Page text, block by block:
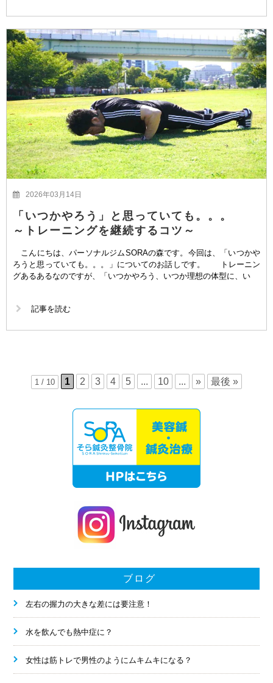
2026年03月14日
「いつかやろう」と思っていても。。。
～トレーニングを継続するコツ～
こんにちは、パーソナルジムSORAの森です。今回は、「いつかや
ろうと思っていても。。。」についてのお話しです。 トレーニン
グあるあるなのですが、「いつかやろう、いつか理想の体型に、い
記事を読む
1 / 10 1 2 3 4 5 ... 10 ... » 最後 »
ブログ
左右の握力の大きな差には要注意！
水を飲んでも熱中症に？
女性は筋トレで男性のようにムキムキになる？